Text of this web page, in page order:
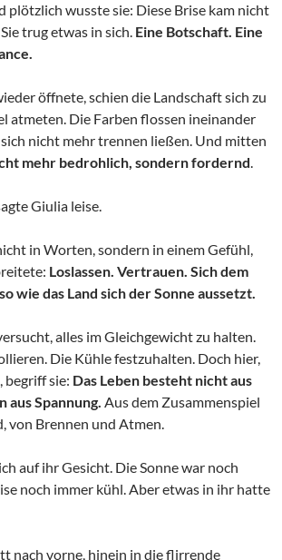
plötzlich wusste sie: Diese Brise kam nicht
trug etwas in sich. Eine Botschaft. Eine
öffnete, schien die Landschaft sich zu
atmeten. Die Farben flossen ineinander
nicht mehr trennen ließen. Und mitten
mehr bedrohlich, sondern fordernd.
Giulia leise.
in Worten, sondern in einem Gefühl,
Loslassen. Vertrauen. Sich dem
wie das Land sich der Sonne aussetzt.
alles im Gleichgewicht zu halten.
Die Kühle festzuhalten. Doch hier,
begriff sie: Das Leben besteht nicht aus
aus Spannung. Aus dem Zusammenspiel
von Brennen und Atmen.
auf ihr Gesicht. Die Sonne war noch
noch immer kühl. Aber etwas in ihr hatte
nach vorne, hinein in die flirrende